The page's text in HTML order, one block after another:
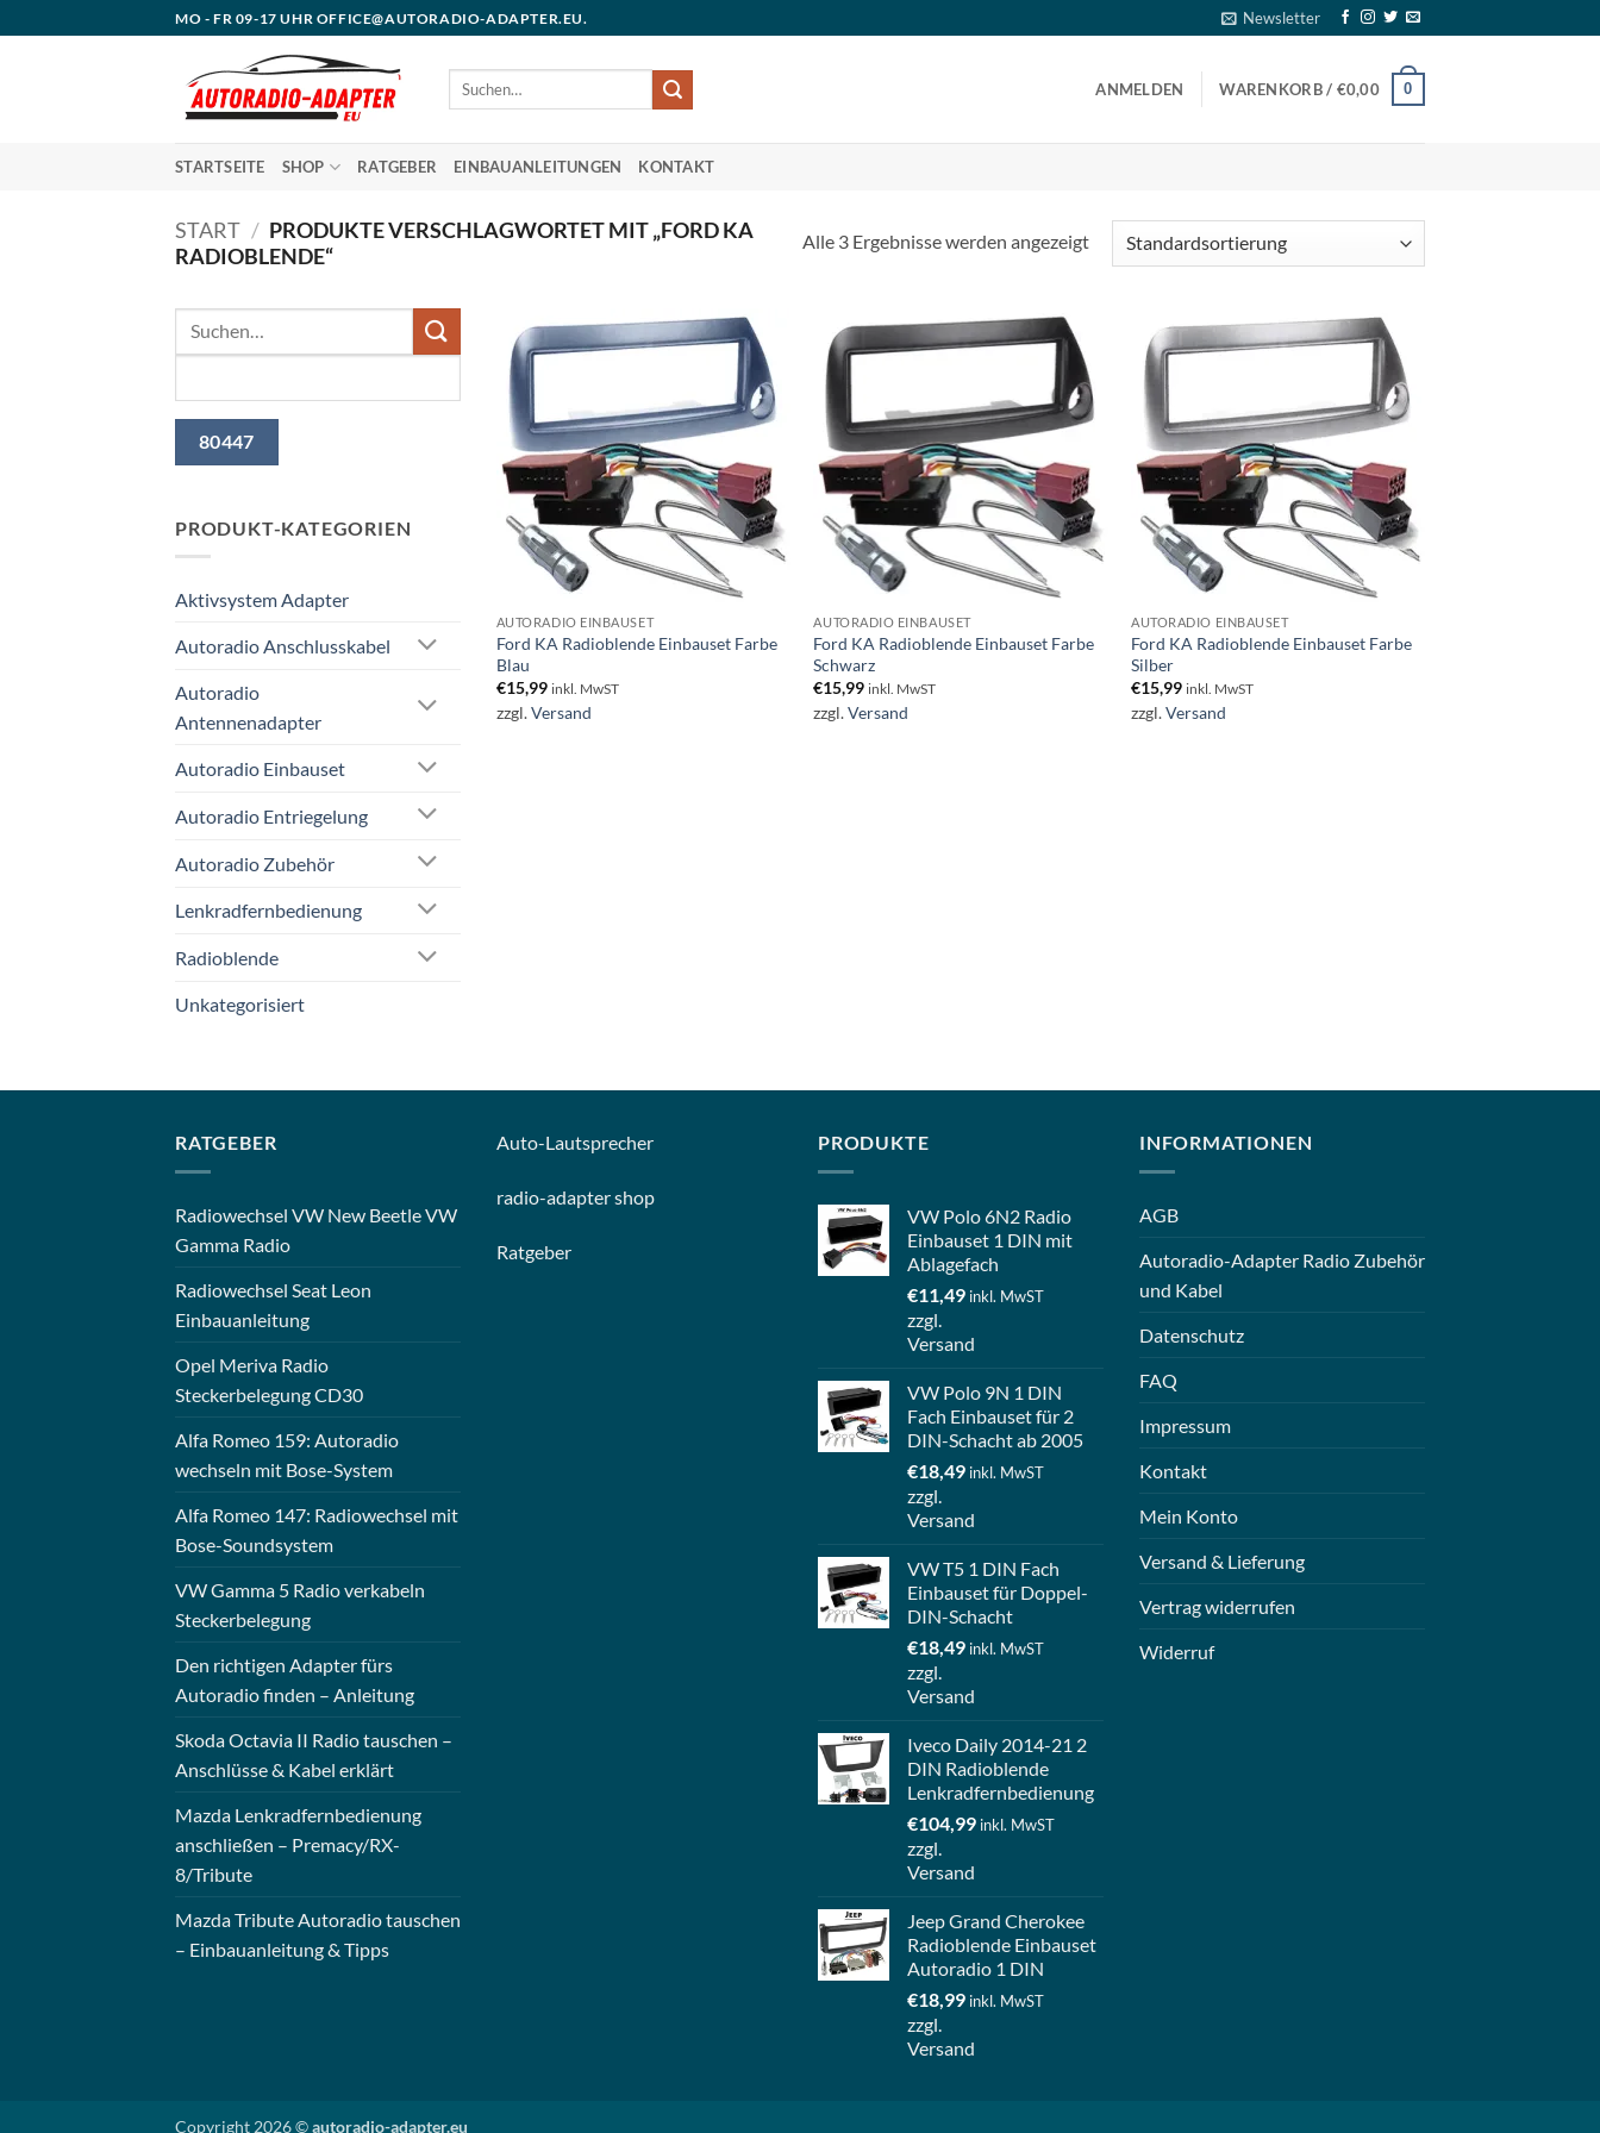
Inhalt
MO - FR 09-17 UHR OFFICE@AUTORADIO-ADAPTER.EU. Newsletter
Suchen
ANMELDEN WARENKORB / €0,00 0
STARTSEITE SHOP RATGEBER EINBAUANLEITUNGEN KONTAKT
START / PRODUKTE VERSCHLAGWORTET MIT „FORD KA
RADIOBLENDE“
Alle 3 Ergebnisse werden angezeigt
PRODUKT-KATEGORIEN
Aktivsystem Adapter
Autoradio Anschlusskabel
Autoradio
Antennenadapter
Autoradio Einbauset
Autoradio Entriegelung
Autoradio Zubehör
Lenkradfernbedienung
Radioblende
Unkategorisiert
AUTORADIO EINBAUSET
Ford KA Radioblende Einbauset Farbe
Blau
€15,99 inkl. MwST
zzgl.Versand
AUTORADIO EINBAUSET
Ford KA Radioblende Einbauset Farbe
Schwarz
€15,99 inkl. MwST
zzgl.Versand
AUTORADIO EINBAUSET
Ford KA Radioblende Einbauset Farbe
Silber
€15,99 inkl. MwST
zzgl.Versand
RATGEBER
Radiowechsel VW New Beetle VW
Gamma Radio
Radiowechsel Seat Leon
Einbauanleitung
Opel Meriva Radio
Steckerbelegung CD30
Alfa Romeo 159: Autoradio
wechseln mit Bose-System
Alfa Romeo 147: Radiowechsel mit
Bose-Soundsystem
VW Gamma 5 Radio verkabeln
Steckerbelegung
Den richtigen Adapter fürs
Autoradio finden – Anleitung
Skoda Octavia II Radio tauschen –
Anschlüsse & Kabel erklärt
Mazda Lenkradfernbedienung
anschließen – Premacy/RX-
8/Tribute
Mazda Tribute Autoradio tauschen
– Einbauanleitung & Tipps
Auto-Lautsprecher
radio-adapter shop
Ratgeber
PRODUKTE
VW Polo 6N2 Radio
Einbauset 1 DIN mit
Ablagefach
€11,49 inkl. MwST
zzgl.
Versand
VW Polo 9N 1 DIN
Fach Einbauset für 2
DIN-Schacht ab 2005
€18,49 inkl. MwST
zzgl.
Versand
VW T5 1 DIN Fach
Einbauset für Doppel-
DIN-Schacht
€18,49 inkl. MwST
zzgl.
Versand
Iveco Daily 2014-21 2
DIN Radioblende
Lenkradfernbedienung
€104,99 inkl. MwST
zzgl.
Versand
Jeep Grand Cherokee
Radioblende Einbauset
Autoradio 1 DIN
€18,99 inkl. MwST
zzgl.
Versand
INFORMATIONEN
AGB
Autoradio-Adapter Radio Zubehör
und Kabel
Datenschutz
FAQ
Impressum
Kontakt
Mein Konto
Versand & Lieferung
Vertrag widerrufen
Widerruf
Copyright 2026 ©autoradio-adapter.eu